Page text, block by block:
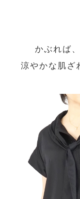
かぶれば
涼やかな肌ざ